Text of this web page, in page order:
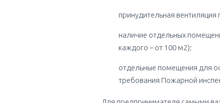
принудительная вентиляция
наличие отдельных
каждого – от 100 м2);
отдельные помещения для
требования Пожарной